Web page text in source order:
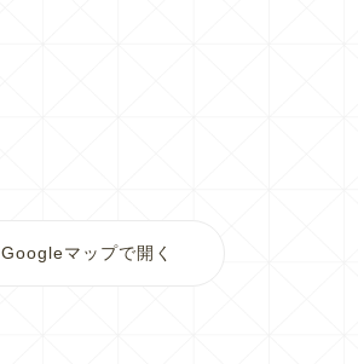
Googleマップで開く